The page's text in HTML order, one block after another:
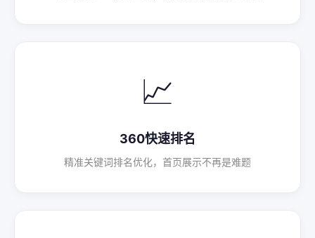
📈
360快速排名
精准关键词排名优化，首页展示不再是难题